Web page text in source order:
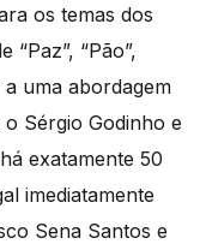
os temas dos
“Paz”, “Pão”,
uma abordagem
Sérgio Godinho e
exatamente 50
imediatamente
Sena Santos e